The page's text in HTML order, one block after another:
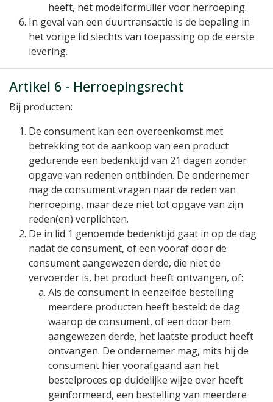
heeft, het modelformulier voor herroeping.
In geval van een duurtransactie is de bepaling in
het vorige lid slechts van toepassing op de eerste
levering.
Artikel 6 - Herroepingsrecht
Bij producten:
De consument kan een overeenkomst met
betrekking tot de aankoop van een product
gedurende een bedenktijd van 21 dagen zonder
opgave van redenen ontbinden. De ondernemer
mag de consument vragen naar de reden van
herroeping, maar deze niet tot opgave van zijn
reden(en) verplichten.
De in lid 1 genoemde bedenktijd gaat in op de dag
nadat de consument, of een vooraf door de
consument aangewezen derde, die niet de
vervoerder is, het product heeft ontvangen, of:
Als de consument in eenzelfde bestelling
meerdere producten heeft besteld: de dag
waarop de consument, of een door hem
aangewezen derde, het laatste product heeft
ontvangen. De ondernemer mag, mits hij de
consument hier voorafgaand aan het
bestelproces op duidelijke wijze over heeft
geïnformeerd, een bestelling van meerdere